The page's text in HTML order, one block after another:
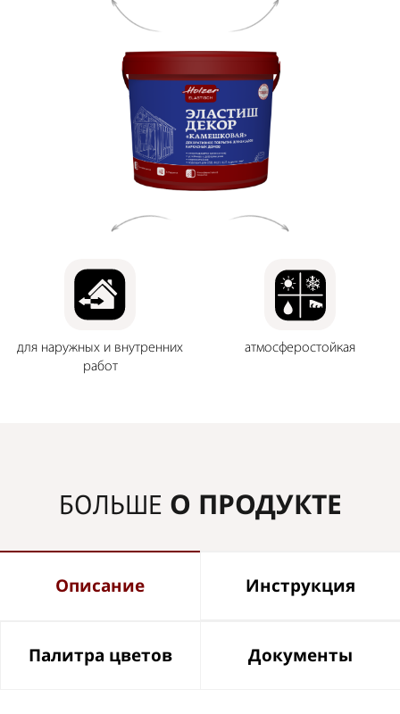
для наружных и внутренних
работ
атмосферостойкая
БОЛЬШЕ О ПРОДУКТЕ
Описание Инструкция
Палитра цветов Документы